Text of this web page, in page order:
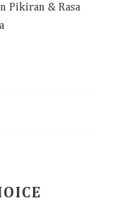
Pikiran & Rasa